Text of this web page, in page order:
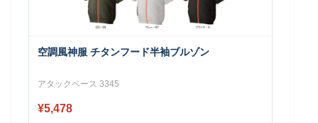
空調風神服 チタンフード半袖ブルゾン
アタックベース 3345
¥5,478